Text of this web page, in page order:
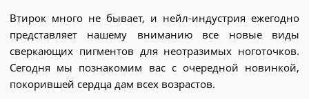
ежегодно
виды
новинкой,
ЧТО ДЕЛАТЬ?
Дизайн ногтей гель-лаком - идеальное
эстетичного и долговечного
довольно часто мы сталкиваемся или